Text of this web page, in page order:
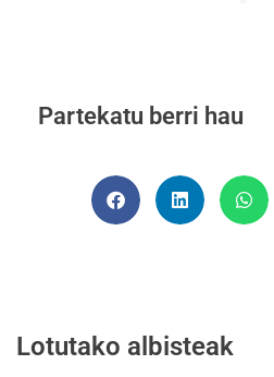
Partekatu berri hau
Lotutako albisteak